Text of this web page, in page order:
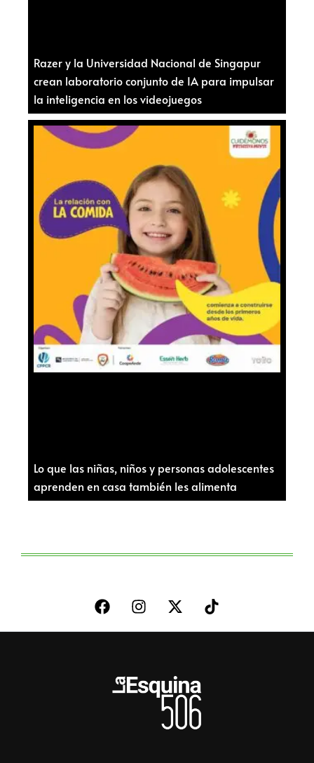
Razer y la Universidad Nacional de Singapur
crean laboratorio conjunto de IA para impulsar
la inteligencia en los videojuegos
Lo que las niñas, niños y personas adolescentes
aprenden en casa también les alimenta